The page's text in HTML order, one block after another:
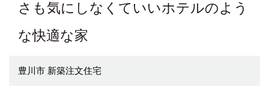
さも気にしなくていいホテルのよう
な快適な家
豊川市 新築注文住宅